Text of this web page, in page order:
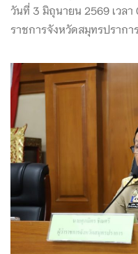
วันที่ 3 มิถุนายน 2569 เวล
ราชการจังหวัดสมุทรปรากา